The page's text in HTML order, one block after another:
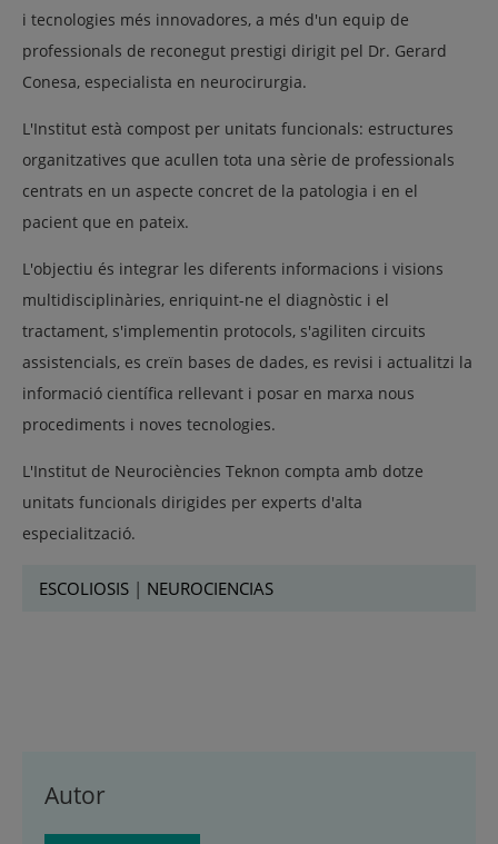
i tecnologies més innovadores, a més d'un equip de
professionals de reconegut prestigi dirigit pel Dr. Gerard
Conesa, especialista en neurocirurgia.
L'Institut està compost per unitats funcionals: estructures
organitzatives que acullen tota una sèrie de professionals
centrats en un aspecte concret de la patologia i en el
pacient que en pateix.
L'objectiu és integrar les diferents informacions i visions
multidisciplinàries, enriquint-ne el diagnòstic i el
tractament, s'implementin protocols, s'agiliten circuits
assistencials, es creïn bases de dades, es revisi i actualitzi la
informació científica rellevant i posar en marxa nous
procediments i noves tecnologies.
L'Institut de Neurociències Teknon compta amb dotze
unitats funcionals dirigides per experts d'alta
especialització.
ESCOLIOSIS | NEUROCIENCIAS
Autor